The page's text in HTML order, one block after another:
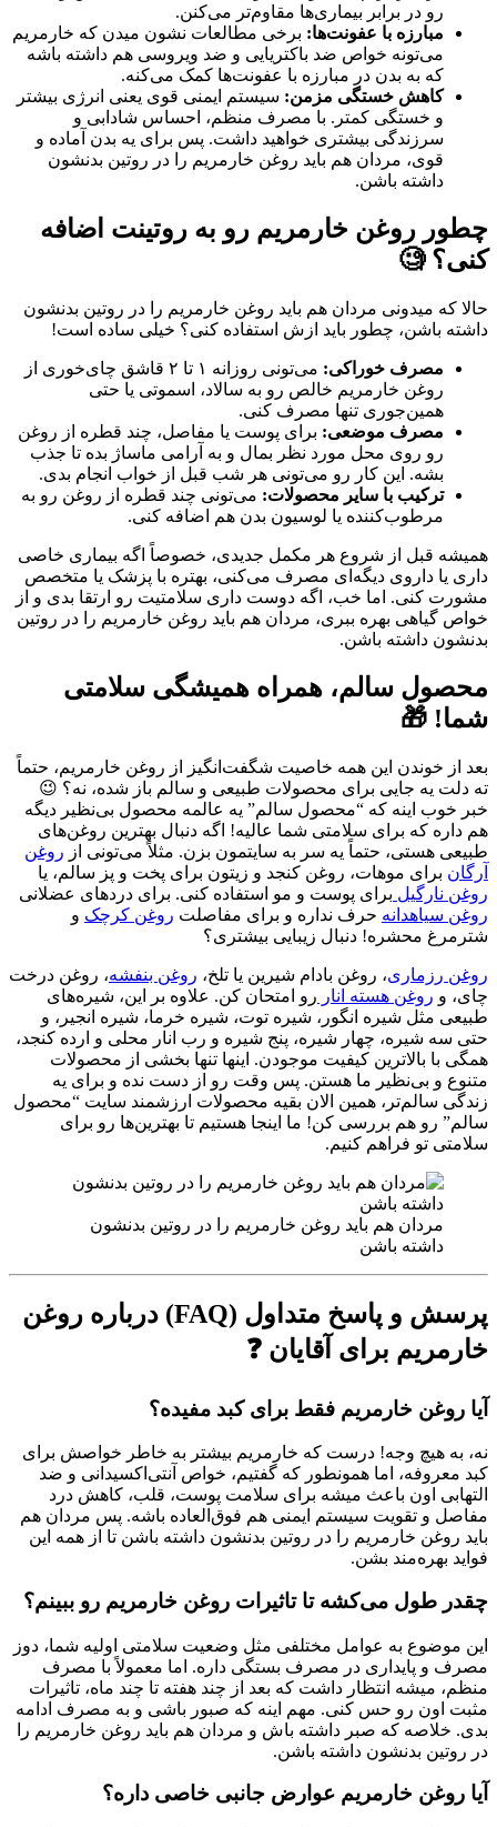
رو در برابر بیماری‌ها مقاوم‌تر می‌کنن.
مبارزه با عفونت‌ها: برخی مطالعات نشون میدن که خارمریم
می‌تونه خواص ضد باکتریایی و ضد ویروسی هم داشته باشه
که به بدن در مبارزه با عفونت‌ها کمک می‌کنه.
کاهش خستگی مزمن: سیستم ایمنی قوی یعنی انرژی بیشتر
و خستگی کمتر. با مصرف منظم، احساس شادابی و
سرزندگی بیشتری خواهید داشت. پس برای یه بدن آماده و
قوی، مردان هم باید روغن خارمریم را در روتین بدنشون
داشته باشن.
چطور روغن خارمریم رو به روتینت اضافه
کنی؟ 🧐
حالا که میدونی مردان هم باید روغن خارمریم را در روتین بدنشون
داشته باشن، چطور باید ازش استفاده کنی؟ خیلی ساده است!
مصرف خوراکی:
می‌تونی روزانه ۱ تا ۲ قاشق چای‌خوری از
روغن خارمریم خالص رو به سالاد، اسموتی یا حتی
همین‌جوری تنها مصرف کنی.
مصرف موضعی: برای پوست یا مفاصل، چند قطره از روغن
رو روی محل مورد نظر بمال و به آرامی ماساژ بده تا جذب
بشه. این کار رو می‌تونی هر شب قبل از خواب انجام بدی.
ترکیب با سایر محصولات: می‌تونی چند قطره از روغن رو به
مرطوب‌کننده یا لوسیون بدن هم اضافه کنی.
همیشه قبل از شروع هر مکمل جدیدی، خصوصاً اگه بیماری خاصی
داری یا داروی دیگه‌ای مصرف می‌کنی، بهتره با پزشک یا متخصص
مشورت کنی. اما خب، اگه دوست داری سلامتیت رو ارتقا بدی و از
خواص گیاهی بهره ببری، مردان هم باید روغن خارمریم را در روتین
بدنشون داشته باشن.
محصول سالم، همراه همیشگی سلامتی
شما! 🎁
بعد از خوندن این همه خاصیت شگفت‌انگیز از روغن خارمریم، حتماً
ته دلت یه جایی برای محصولات طبیعی و سالم باز شده، نه؟ 😉
خبر خوب اینه که “محصول سالم” یه عالمه محصول بی‌نظیر دیگه
هم داره که برای سلامتی شما عالیه! اگه دنبال بهترین روغن‌های
طبیعی هستی، حتماً یه سر به سایتمون بزن. مثلاً می‌تونی از روغن
آرگان برای موهات، روغن کنجد و زیتون برای پخت و پز سالم، یا
روغن نارگیل برای پوست و مو استفاده کنی. برای دردهای عضلانی
روغن سیاهدانه حرف نداره و برای مفاصلت روغن کرچک و
شترمرغ محشره! دنبال زیبایی بیشتری؟
روغن رزماری، روغن بادام شیرین یا تلخ، روغن بنفشه، روغن درخت
چای، و روغن هسته انار رو امتحان کن. علاوه بر این، شیره‌های
طبیعی مثل شیره انگور، شیره توت، شیره خرما، شیره انجیر، و
حتی سه شیره، چهار شیره، پنج شیره و رب انار محلی و ارده کنجد،
همگی با بالاترین کیفیت موجودن. اینها تنها بخشی از محصولات
متنوع و بی‌نظیر ما هستن. پس وقت رو از دست نده و برای یه
زندگی سالم‌تر، همین الان بقیه محصولات ارزشمند سایت “محصول
سالم” رو هم بررسی کن! ما اینجا هستیم تا بهترین‌ها رو برای
سلامتی تو فراهم کنیم.
مردان هم باید روغن خارمریم را در روتین بدنشون
داشته باشن
پرسش و پاسخ متداول (FAQ) درباره روغن
خارمریم برای آقایان ❓
آیا روغن خارمریم فقط برای کبد مفیده؟
نه، به هیچ وجه! درست که خارمریم بیشتر به خاطر خواصش برای
کبد معروفه، اما همونطور که گفتیم، خواص آنتی‌اکسیدانی و ضد
التهابی اون باعث میشه برای سلامت پوست، قلب، کاهش درد
مفاصل و تقویت سیستم ایمنی هم فوق‌العاده باشه. پس مردان هم
باید روغن خارمریم را در روتین بدنشون داشته باشن تا از همه این
فواید بهره‌مند بشن.
چقدر طول می‌کشه تا تاثیرات روغن خارمریم رو ببینم؟
این موضوع به عوامل مختلفی مثل وضعیت سلامتی اولیه شما، دوز
مصرف و پایداری در مصرف بستگی داره. اما معمولاً با مصرف
منظم، میشه انتظار داشت که بعد از چند هفته تا چند ماه، تاثیرات
مثبت اون رو حس کنی. مهم اینه که صبور باشی و به مصرف ادامه
بدی. خلاصه که صبر داشته باش و مردان هم باید روغن خارمریم را
در روتین بدنشون داشته باشن.
آیا روغن خارمریم عوارض جانبی خاصی داره؟